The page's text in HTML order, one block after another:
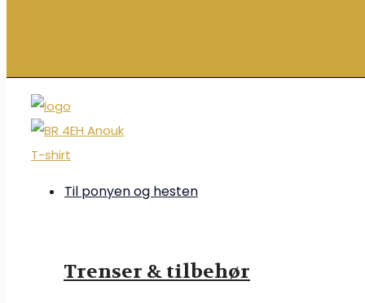
Til ponyen og hesten
Trenser & tilbehør